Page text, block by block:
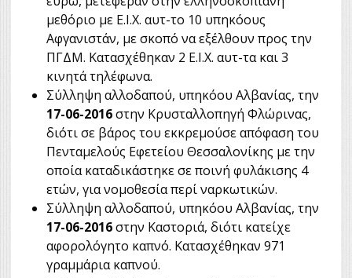
μεθόριο με Ε.Ι.Χ. αυτ-το 10 υπηκόους
Αφγανιστάν, με σκοπό να εξέλθουν προς την
ΠΓΔΜ. Κατασχέθηκαν 2 Ε.Ι.Χ. αυτ-τα και 3
κινητά τηλέφωνα.
Σύλληψη αλλοδαπού, υπηκόου Αλβανίας, την
17-06-2016στην Κρυσταλλοπηγή Φλώρινας,
διότι σε βάρος του εκκρεμούσε απόφαση του
Πενταμελούς Εφετείου Θεσσαλονίκης με την
οποία καταδικάστηκε σε ποινή φυλάκισης 4
ετών, για νομοθεσία περί ναρκωτικών.
Σύλληψη αλλοδαπού, υπηκόου Αλβανίας, την
17-06-2016στην Καστοριά, διότι κατείχε
αφορολόγητο καπνό. Κατασχέθηκαν 971
γραμμάρια καπνού.